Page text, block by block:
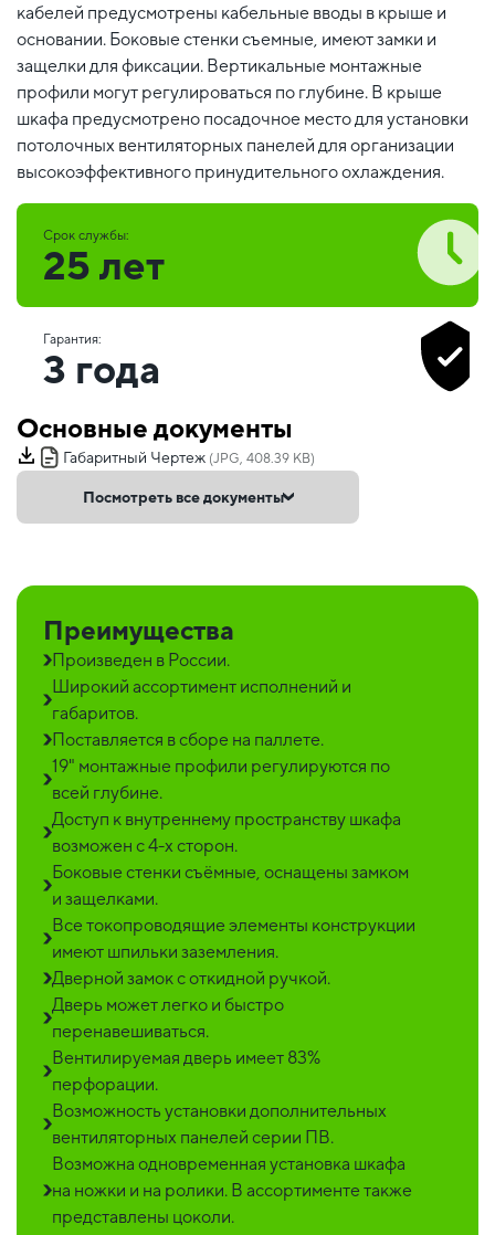
кабелей предусмотрены кабельные вводы в крыше и
основании. Боковые стенки съемные, имеют замки и
защелки для фиксации. Вертикальные монтажные
профили могут регулироваться по глубине. В крыше
шкафа предусмотрено посадочное место для установки
потолочных вентиляторных панелей для организации
высокоэффективного принудительного охлаждения.
Срок службы:
25 лет
Гарантия:
3 года
Основные документы
Габаритный Чертеж (JPG, 408.39 KB)
Посмотреть все документы
Преимущества
Произведен в России.
Широкий ассортимент исполнений и
габаритов.
Поставляется в сборе на паллете.
19" монтажные профили регулируются по
всей глубине.
Доступ к внутреннему пространству шкафа
возможен с 4-х сторон.
Боковые стенки съёмные, оснащены замком
и защелками.
Все токопроводящие элементы конструкции
имеют шпильки заземления.
Дверной замок с откидной ручкой.
Дверь может легко и быстро
перенавешиваться.
Вентилируемая дверь имеет 83%
перфорации.
Возможность установки дополнительных
вентиляторных панелей серии ПВ.
Возможна одновременная установка шкафа
на ножки и на ролики. В ассортименте также
представлены цоколи.